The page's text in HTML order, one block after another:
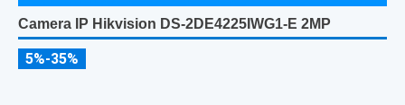
Camera IP Hikvision DS-2DE4225IWG1-E 2MP
5%-35%